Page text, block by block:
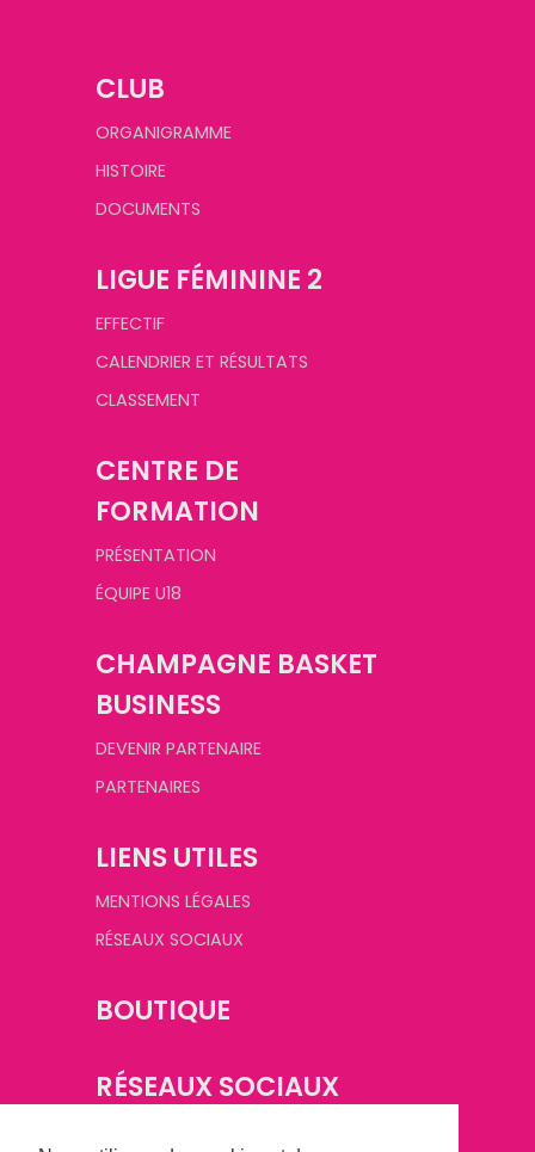
CLUB
ORGANIGRAMME
HISTOIRE
DOCUMENTS
LIGUE FÉMININE 2
EFFECTIF
CALENDRIER ET RÉSULTATS
CLASSEMENT
CENTRE DE
FORMATION
PRÉSENTATION
ÉQUIPE U18
CHAMPAGNE BASKET
BUSINESS
DEVENIR PARTENAIRE
PARTENAIRES
LIENS UTILES
MENTIONS LÉGALES
RÉSEAUX SOCIAUX
BOUTIQUE
RÉSEAUX SOCIAUX